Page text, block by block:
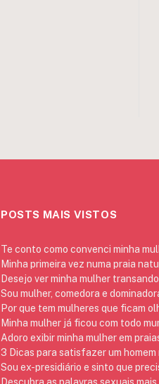
POSTS MAIS VISTOS
Te conto como convenci minha
Minha primeira vez numa praia
Desejo ver minha mulher
Sou mulher, comedora e
Por que tem mulheres que ficam
Minha mulher já ficou com todo
Adoro exibir minha mulher em
3 Dicas para satisfazer um homem
Sou ex-presidiário e sinto que
Descubra as palavras sexuais